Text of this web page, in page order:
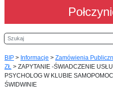
Szukaj
BIP > Informacje > Zamówienia
ZŁ > ZAPYTANIE -ŚWIADCZENIE
PSYCHOLOG W KLUBIE
ŚWIDWINIE